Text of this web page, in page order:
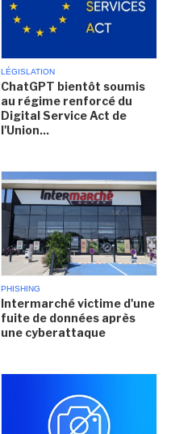
LÉGISLATION
ChatGPT bientôt soumis
au régime renforcé du
Digital Service Act de
l'Union...
PHISHING
Intermarché victime d'une
fuite de données après
une cyberattaque